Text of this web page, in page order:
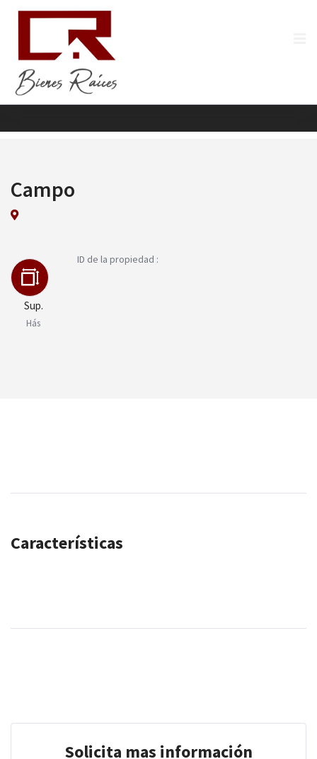
Campo
Sup.
Hás
ID de la propiedad :
Características
Solicita mas información